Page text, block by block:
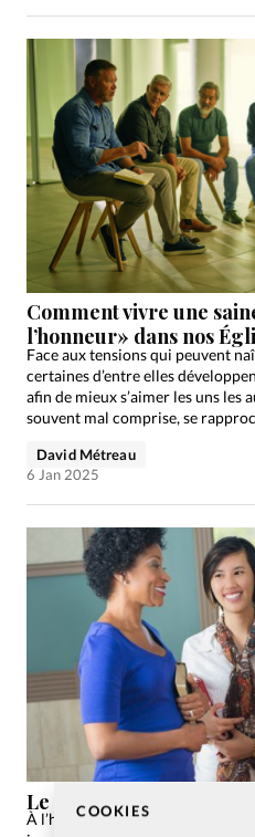
COOKIES
Comment vivre une
l’honneur» dans nos
Face aux tensions qui peuvent
certaines d’entre elles
afin de mieux s’aimer les uns les
souvent mal comprise, se
David Métreau
6 Jan 2025
Le service en Église, une
À l’heure de l’individualisation